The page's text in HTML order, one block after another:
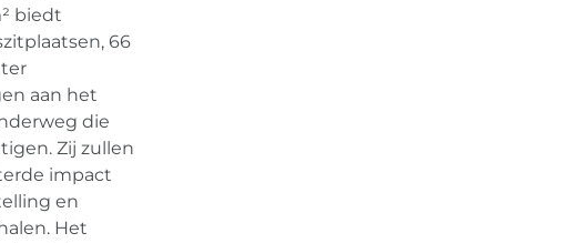
biedt
66
aan het
die
Zij zullen
impact
en
Het